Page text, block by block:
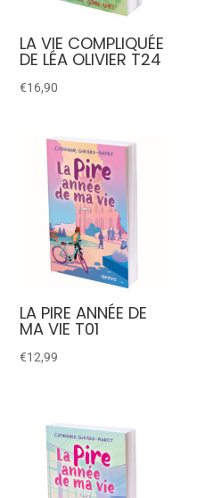
LA VIE COMPLIQUÉE
DE LÉA OLIVIER T24
€16,90
LA PIRE ANNÉE DE
MA VIE T01
€12,99